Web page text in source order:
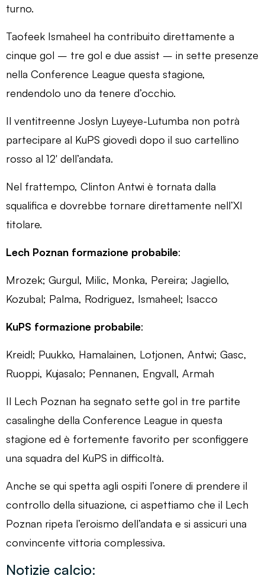
turno.
Taofeek Ismaheel ha contribuito direttamente a
cinque gol – tre gol e due assist – in sette presenze
nella Conference League questa stagione,
rendendolo uno da tenere d’occhio.
Il ventitreenne Joslyn Luyeye-Lutumba non potrà
partecipare al KuPS giovedì dopo il suo cartellino
rosso al 12′ dell’andata.
Nel frattempo, Clinton Antwi è tornata dalla
squalifica e dovrebbe tornare direttamente nell’XI
titolare.
Lech Poznan formazione probabile:
Mrozek; Gurgul, Milic, Monka, Pereira; Jagiello,
Kozubal; Palma, Rodriguez, Ismaheel; Isacco
KuPS formazione probabile:
Kreidl; Puukko, Hamalainen, Lotjonen, Antwi; Gasc,
Ruoppi, Kujasalo; Pennanen, Engvall, Armah
Il Lech Poznan ha segnato sette gol in tre partite
casalinghe della Conference League in questa
stagione ed è fortemente favorito per sconfiggere
una squadra del KuPS in difficoltà.
Anche se qui spetta agli ospiti l’onere di prendere il
controllo della situazione, ci aspettiamo che il Lech
Poznan ripeta l’eroismo dell’andata e si assicuri una
convincente vittoria complessiva.
Notizie calcio: